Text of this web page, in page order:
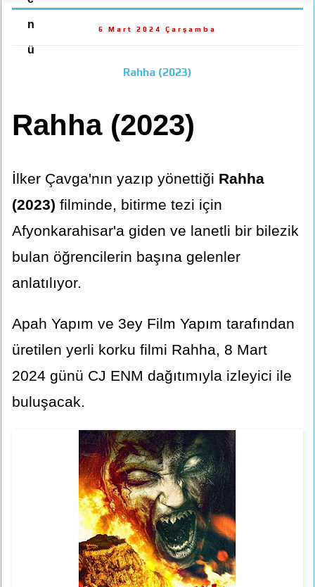
n
ü
6 Mart 2024 Çarşamba
Rahha (2023)
Rahha (2023)
İlker Çavga'nın yazıp yönettiği Rahha
(2023) filminde, bitirme tezi için
Afyonkarahisar'a giden ve lanetli bir bilezik
bulan öğrencilerin başına gelenler
anlatılıyor.
Apah Yapım ve 3ey Film Yapım tarafından
üretilen yerli korku filmi Rahha, 8 Mart
2024 günü CJ ENM dağıtımıyla izleyici ile
buluşacak.